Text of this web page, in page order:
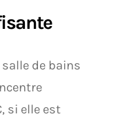
salle de bains
si elle est